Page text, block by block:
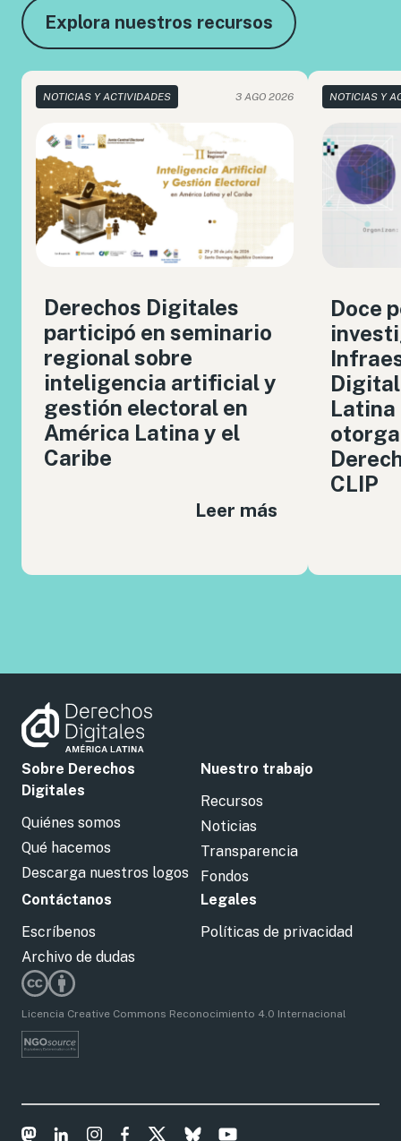
Explora nuestros recursos
NOTICIAS Y ACTIVIDADES 3 AGO 2026
Derechos Digitales
participó en seminario
regional sobre
inteligencia artificial y
gestión electoral en
América Latina y el
Caribe
Leer más
NOTICIAS Y
Doce
Latina
CLIP
Sobre Derechos
Digitales
Quiénes somos
Qué hacemos
Descarga nuestros logos
Nuestro trabajo
Recursos
Noticias
Transparencia
Fondos
Contáctanos
Escríbenos
Archivo de dudas
Legales
Políticas de privacidad
Licencia Creative Commons Reconocimiento 4.0 Internacional